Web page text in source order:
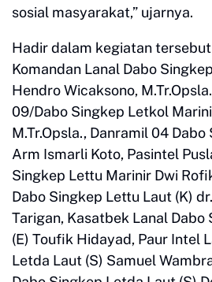
sosial masyarakat,” ujarnya.
Hadir dalam kegiatan
Komandan Lanal Dabo
Hendro Wicaksono,
09/Dabo Singkep Letkol
M.Tr.Opsla., Danramil 04
Arm Ismarli Koto, Pasintel
Singkep Lettu Marinir Dwi
Dabo Singkep Lettu Laut (K)
Tarigan, Kasatbek Lanal
(E) Toufik Hidayad, Paur Intel
Letda Laut (S) Samuel